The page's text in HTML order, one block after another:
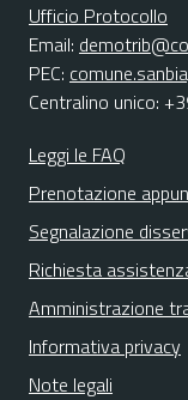
Ufficio Protocollo
Email:
PEC:
Centralino unico:
Leggi le FAQ
Prenotazione
Segnalazione
Richiesta
Amministrazione
Informativa privacy
Note legali